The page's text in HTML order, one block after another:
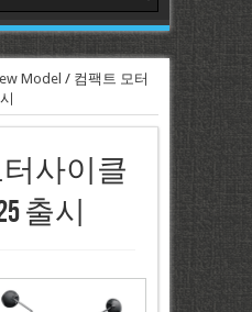
Model / 컴팩트 모터
사이클
출시